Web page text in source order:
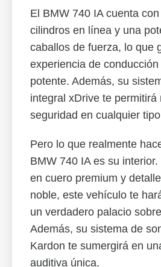
El BMW 740 IA cuenta
cilindros en línea y una
caballos de fuerza, lo que
experiencia de
potente. Además, su
integral xDrive te permitirá
seguridad en cualquier
Pero lo que realmente
BMW 740 IA es su
en cuero premium y
noble, este vehículo te
un verdadero palacio
Además, su sistema de
Kardon te sumergirá en
auditiva única.